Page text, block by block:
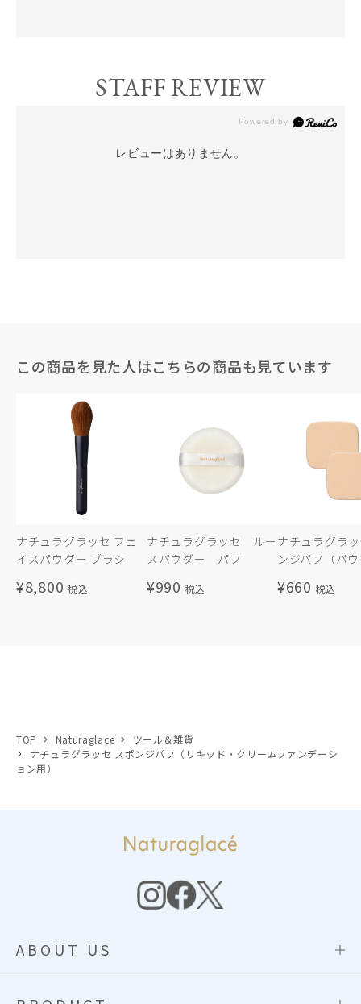
TOP Naturaglace
ツール＆雑貨
ナチュラグラッセ スポンジパフ（リキッド・クリームファンデーシ
ョン用）
STAFF REVIEW
レビューはありません。
この商品を見た人はこちらの商品も見ています
ナチュラグラッセ フェ
イスパウダー ブラシ
¥8,800
ナチュラグラッセ ルー
スパウダー パフ
¥990
ナチュラグラ
ンジパフ（パ
¥660
ABOUT US